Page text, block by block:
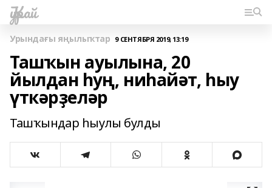
Ҡурай
Урындағы яңылыҡтар 9 СЕНТЯБРЯ 2019, 13:19
Ташҡын ауылына, 20
йылдан һуң, ниһайәт, һыу
үткәрҙеләр
Ташҡындар һыулы булды